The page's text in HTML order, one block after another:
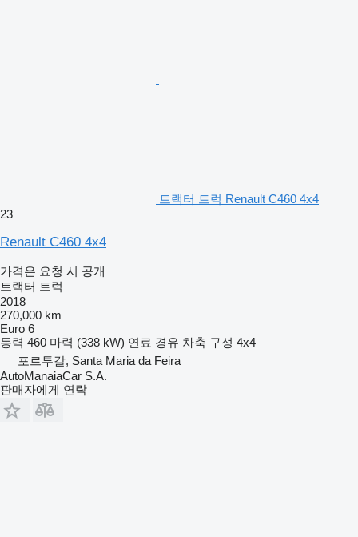
트랙터 트럭 Renault C460 4x4
23
Renault C460 4x4
가격은 요청 시 공개
트랙터 트럭
2018
270,000 km
Euro 6
동력 460 마력 (338 kW) 연료 경유 차축 구성 4x4
포르투갈, Santa Maria da Feira
AutoManaiaCar S.A.
판매자에게 연락